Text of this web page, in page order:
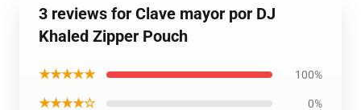
3 reviews for Clave mayor por DJ
Khaled Zipper Pouch
★★★★★ 100%
★★★★☆ 0%